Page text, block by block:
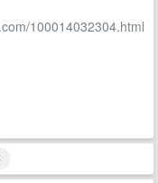
100014032304.html